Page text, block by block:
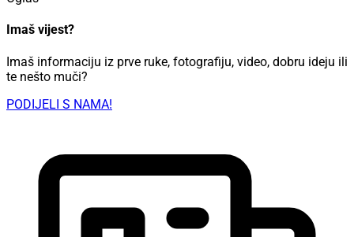
Imaš vijest?
Imaš informaciju iz prve ruke, fotografiju, video, dobru ideju ili
te nešto muči?
PODIJELI S NAMA!